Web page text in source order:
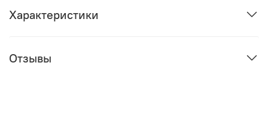
Характеристики
Отзывы